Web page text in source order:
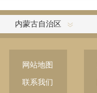
内蒙古自治区
网站地图
联系我们